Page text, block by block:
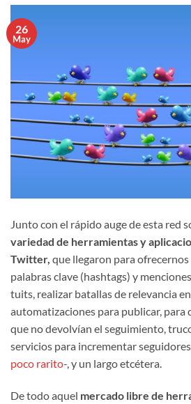
26
May
Junto con el rápido auge de esta red
variedad de herramientas y
Twitter, que llegaron para
palabras clave (hashtags) y
tuits, realizar batallas de relevancia
automatizaciones para publicar, para
que no devolvían el seguimiento,
servicios para incrementar
poco rarito-, y un largo etcétera.
De todo aquel mercado libre de